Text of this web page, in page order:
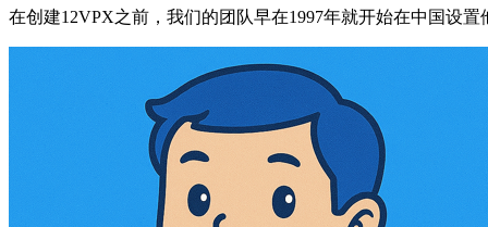
在创建12VPX之前，我们的团队早在1997年就开始在中国设